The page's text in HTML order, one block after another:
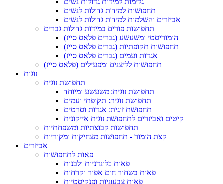
גלימות למידות גדולות נשים
תחפושות למידות גדולות לנשים
אביזרים והשלמות למידות גדולות לנשים
תחפושות פורים במידות גדולות גברים
הומוריסטי ומשעשע (גברים פלאס סייז)
תחפושות תקופתיות (גברים פלאס סייז)
אגדות ועמים (גברים פלאס סייז)
תחפושות לליצנים ומפעילים (פלאס סייז)
זוגות
תחפושת זוגית
תחפושת זוגית: משעשע ומיוחד
תחפושת זוגית: תקופתי ועמים
תחפושת זוגית: אגדות וסרטים
קיטים ואביזרים לתחפושת זוגית אייקונית
תחפושות קבוצתיות ומשפחתיות
קצת הומור - תחפושות מצחיקות ומקוריות
אביזרים
פאות לתחפושות
פאות בלונדניות ולבנות
פאות בשחור חום אפור וקרחות
פאות צבעוניות ופנקיסטיות